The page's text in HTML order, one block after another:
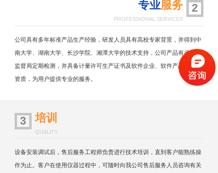
2
专业服务
PROFESSIONAL SERVICES
公司具有多年标准产品生产经验，研发人员具有高校专家背景，并得到中
南大学、湖南大学、长沙学院、湘潭大学的技术支持，公司产品有省技术
监督局定期检测，并具备计量许可生产证书及软件企业、软件产品证书等
资质，为用户提供专业的服务。
3 培训
QUALITY
设备安装调试后，售后服务工程师负责进行技术培训，直到客户能熟练操
作为止。客户在使用仪器过程中，可随时向我公司售后服务人员咨询有关